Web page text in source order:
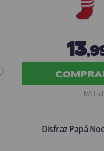
13
IVA Incl.
Disfraz Papá